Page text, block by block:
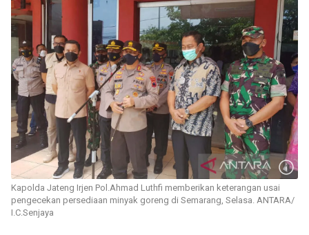
Kapolda Jateng Irjen Pol.Ahmad Luthfi memberikan keterangan usai
pengecekan persediaan minyak goreng di Semarang, Selasa. ANTARA/
I.C.Senjaya